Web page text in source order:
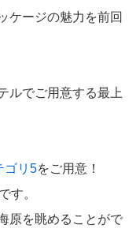
ケージの魅力を前回
ルでご用意する最上
ゴリ5をご用意！
す。
原を眺めることがで